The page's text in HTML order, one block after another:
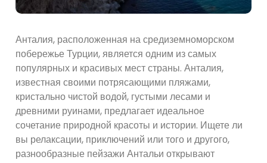
Анталия, расположенная на средиземноморском
побережье Турции, является одним из самых
популярных и красивых мест страны. Анталия,
известная своими потрясающими пляжами,
кристально чистой водой, густыми лесами и
древними руинами, предлагает идеальное
сочетание природной красоты и истории. Ищете ли
вы релаксации, приключений или того и другого,
разнообразные пейзажи Антальи открывают